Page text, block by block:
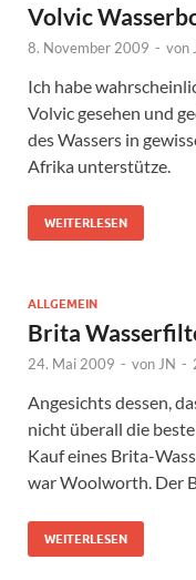
Volvic
8. November 2009 - von
Ich habe
Volvic gesehen und
des Wassers in
Afrika unterstütze.
WEITERLESEN
ALLGEMEIN
Brita
24. Mai 2009 - von JN -
Angesichts dessen,
nicht überall die
Kauf eines Brita-
war Woolworth. Der
WEITERLESEN